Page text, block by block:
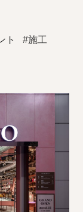
ト #施工